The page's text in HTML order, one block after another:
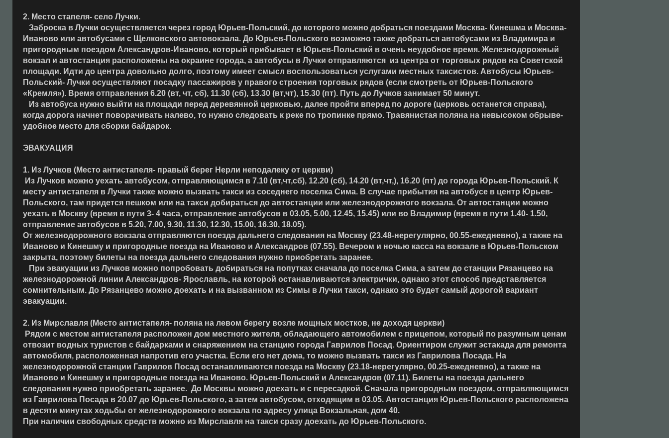
2. Место стапеля- село Лучки.
Заброска в Лучки осуществляется через город Юрьев-Польский, до которого можно добраться поездами Москва- Кинешма и Москва-
Иваново или автобусами с Щелковского автовокзала. До Юрьев-Польского возможно также добраться автобусами из Владимира и
пригородным поездом Александров-Иваново, который прибывает в Юрьев-Польский в очень неудобное время. Железнодорожный
вокзал и автостанция расположены на окраине города, а автобусы в Лучки отправляются из центра от торговых рядов на Советской
площади. Идти до центра довольно долго, поэтому имеет смысл воспользоваться услугами местных таксистов. Автобусы Юрьев-
Польский- Лучки осуществляют посадку пассажиров у правого строения торговых рядов (если смотреть от Юрьев-Польского
«Кремля»). Время отправления 6.20 (вт, чт, сб), 11.30 (сб), 13.30 (вт,чт), 15.30 (пт). Путь до Лучков занимает 50 минут.
Из автобуса нужно выйти на площади перед деревянной церковью, далее пройти вперед по дороге (церковь останется справа),
когда дорога начнет поворачивать налево, то нужно следовать к реке по тропинке прямо. Травянистая поляна на невысоком обрыве-
удобное место для сборки байдарок.
ЭВАКУАЦИЯ
1. Из Лучков (Место антистапеля- правый берег Нерли неподалеку от церкви)
Из Лучков можно уехать автобусом, отправляющимся в 7.10 (вт,чт,сб), 12.20 (сб), 14.20 (вт,чт,), 16.20 (пт) до города Юрьев-Польский. К
месту антистапеля в Лучки также можно вызвать такси из соседнего поселка Сима. В случае прибытия на автобусе в центр Юрьев-
Польского, там придется пешком или на такси добираться до автостанции или железнодорожного вокзала. От автостанции можно
уехать в Москву (время в пути 3- 4 часа, отправление автобусов в 03.05, 5.00, 12.45, 15.45) или во Владимир (время в пути 1.40- 1.50,
отправление автобусов в 5.20, 7.00, 9.30, 11.30, 12.30, 15.00, 16.30, 18.05).
От железнодорожного вокзала отправляются поезда дальнего следования на Москву (23.48-нерегулярно, 00.55-ежедневно), а также на
Иваново и Кинешму и пригородные поезда на Иваново и Александров (07.55). Вечером и ночью касса на вокзале в Юрьев-Польском
закрыта, поэтому билеты на поезда дальнего следования нужно приобретать заранее.
При эвакуации из Лучков можно попробовать добираться на попутках сначала до поселка Сима, а затем до станции Рязанцево на
железнодорожной линии Александров- Ярославль, на которой останавливаются электрички, однако этот способ представляется
сомнительным. До Рязанцево можно доехать и на вызванном из Симы в Лучки такси, однако это будет самый дорогой вариант
эвакуации.
2. Из Мирславля (Место антистапеля- поляна на левом берегу возле мощных мостков, не доходя церкви)
Рядом с местом антистапеля расположен дом местного жителя, обладающего автомобилем с прицепом, который по разумным ценам
отвозит водных туристов с байдарками и снаряжением на станцию города Гаврилов Посад. Ориентиром служит эстакада для ремонта
автомобиля, расположенная напротив его участка. Если его нет дома, то можно вызвать такси из Гаврилова Посада. На
железнодорожной станции Гаврилов Посад останавливаются поезда на Москву (23.18-нерегулярно, 00.25-ежедневно), а также на
Иваново и Кинешму и пригородные поезда на Иваново. Юрьев-Польский и Александров (07.11). Билеты на поезда дальнего
следования нужно приобретать заранее. До Москвы можно доехать и с пересадкой. Сначала пригородным поездом, отправляющимся
из Гаврилова Посада в 20.07 до Юрьев-Польского, а затем автобусом, отходящим в 03.05. Автостанция Юрьев-Польского расположена
в десяти минутах ходьбы от железнодорожного вокзала по адресу улица Вокзальная, дом 40.
При наличии свободных средств можно из Мирславля на такси сразу доехать до Юрьев-Польского.